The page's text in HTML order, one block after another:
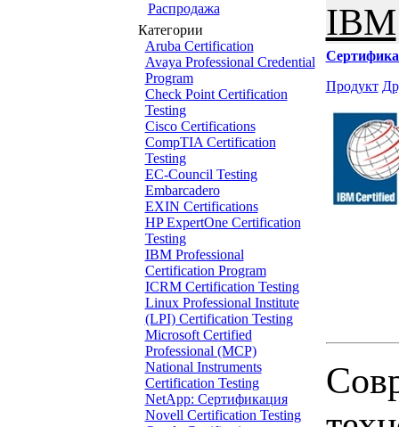
Распродажа
Категории
Aruba Certification
Avaya Professional Credential
Program
Check Point Certification
Testing
Cisco Certifications
CompTIA Certification
Testing
EC-Council Testing
Embarcadero
EXIN Certifications
HP ExpertOne Certification
Testing
IBM Professional
Certification Program
ICRM Certification Testing
Linux Professional Institute
(LPI) Certification Testing
Microsoft Certified
Professional (MCP)
National Instruments
Certification Testing
NetApp: Сертификация
Novell Certification Testing
IBM
Продукт